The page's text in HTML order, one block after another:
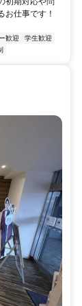
お仕事です！
歓迎
学生歓迎